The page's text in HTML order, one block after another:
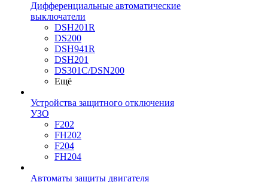
Дифференциальные автоматические
выключатели
DSH201R
DS200
DSH941R
DSH201
DS301C/DSN200
Ещё
Устройства защитного отключения
УЗО
F202
FH202
F204
FH204
Автоматы защиты двигателя